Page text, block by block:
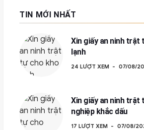
TIN MỚI NHẤT
Xin giấy an ninh trật
lạnh
24 LƯỢT XEM 07/08/
Xin giấy an ninh trật
nghiệp khắc dấu
17 LƯỢT XEM 07/08/